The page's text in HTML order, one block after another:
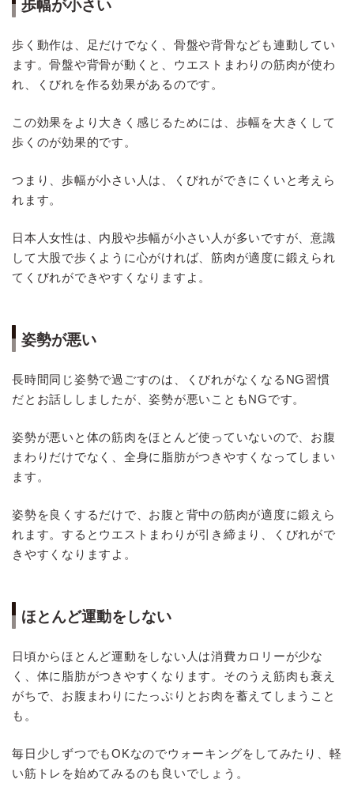
歩幅が小さい
歩く動作は、足だけでなく、骨盤や背骨なども連動してい
ます。骨盤や背骨が動くと、ウエストまわりの筋肉が使わ
れ、くびれを作る効果があるのです。
この効果をより大きく感じるためには、歩幅を大きくして
歩くのが効果的です。
つまり、歩幅が小さい人は、くびれができにくいと考えら
れます。
日本人女性は、内股や歩幅が小さい人が多いですが、意識
して大股で歩くように心がければ、筋肉が適度に鍛えられ
てくびれができやすくなりますよ。
姿勢が悪い
長時間同じ姿勢で過ごすのは、くびれがなくなるNG習慣
だとお話ししましたが、姿勢が悪いこともNGです。
姿勢が悪いと体の筋肉をほとんど使っていないので、お腹
まわりだけでなく、全身に脂肪がつきやすくなってしまい
ます。
姿勢を良くするだけで、お腹と背中の筋肉が適度に鍛えら
れます。するとウエストまわりが引き締まり、くびれがで
きやすくなりますよ。
ほとんど運動をしない
日頃からほとんど運動をしない人は消費カロリーが少な
く、体に脂肪がつきやすくなります。そのうえ筋肉も衰え
がちで、お腹まわりにたっぷりとお肉を蓄えてしまうこと
も。
毎日少しずつでもOKなのでウォーキングをしてみたり、軽
い筋トレを始めてみるのも良いでしょう。